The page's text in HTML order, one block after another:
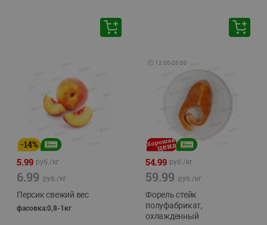
-14%
5.99 руб./кг
6.99 руб./кг
Персик свежий вес
фасовка:0,8-1кг
🕘 12:00-20:00
54.99 руб./кг
59.99 руб./кг
Форель стейк
полуфабрикат,
охлажденный